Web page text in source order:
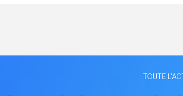
TOUTE